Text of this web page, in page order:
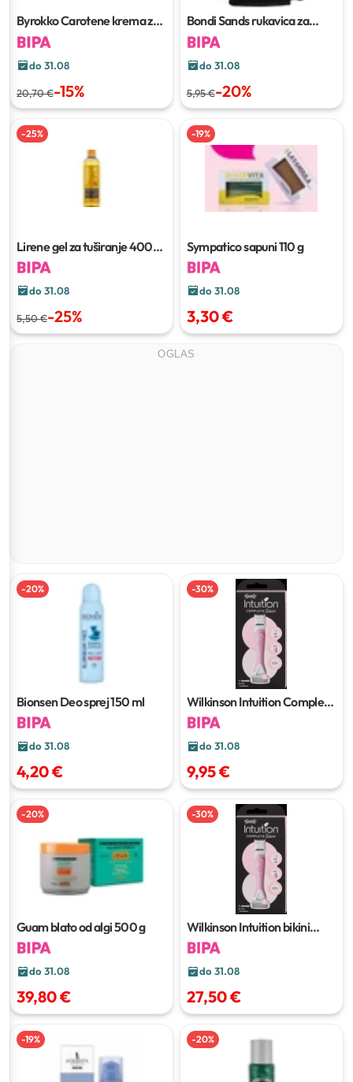
Byrokko Carotene krema za
sunčanje
do 31.08
20,70 €-15%
Bondi Sands rukavica za
nanošenje
do 31.08
5,95 €-20%
-25%
Lirene gel za tuširanje400
ml
do 31.08
5,50 €-25%
-19%
Sympatico sapuni110 g
do 31.08
3,30 €
OGLAS
-20%
Bionsen Deo sprej150 ml
do 31.08
4,20 €
-30%
Wilkinson Intuition Complete
brijač
do 31.08
9,95 €
-20%
Guam blato od algi500 g
do 31.08
39,80 €
-30%
Wilkinson Intuition bikini
brijač
do 31.08
27,50 €
-19% -20%